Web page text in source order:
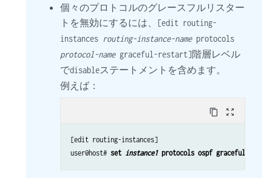
個々のプロトコルのグレースフルリスター
トを無効にするには、
[edit routing-
instances routing-instance-nameprotocols
protocol-namegraceful-restart]階層レベル
でdisableステートメントを含めます。
例えば：
content_copy zoom_out_map
[edit routing-instances]
user@host# set instance1 protocols ospf graceful-